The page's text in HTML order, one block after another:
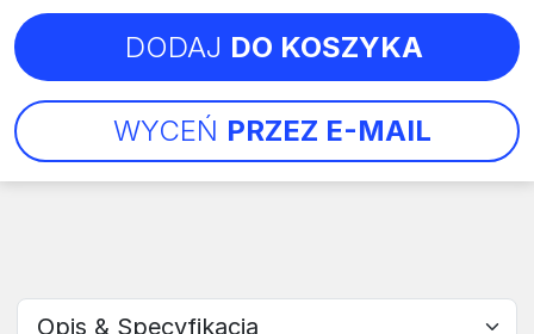
Wybierz sekcję
WYCEŃ PRZEZ E-MAIL
DODAJ DO KOSZYKA